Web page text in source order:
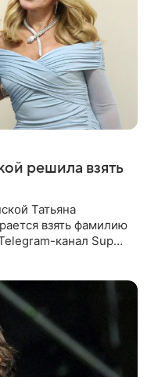
решила взять
Татьяна
взять фамилию
канал Super.